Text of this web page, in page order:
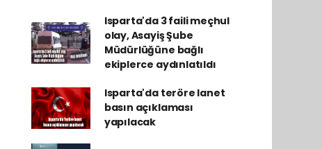
Isparta'da 3 faili meçhul
olay, Asayiş Şube
Müdürlüğüne bağlı
ekiplerce aydınlatıldı
Isparta'da teröre lanet
basın açıklaması
yapılacak